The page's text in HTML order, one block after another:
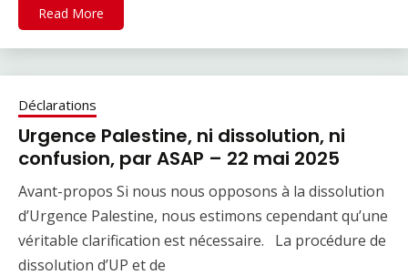
Read More
Déclarations
Urgence Palestine, ni dissolution, ni
confusion, par ASAP – 22 mai 2025
Avant-propos Si nous nous opposons à la dissolution
d’Urgence Palestine, nous estimons cependant qu’une
véritable clarification est nécessaire. La procédure de
dissolution d’UP et de